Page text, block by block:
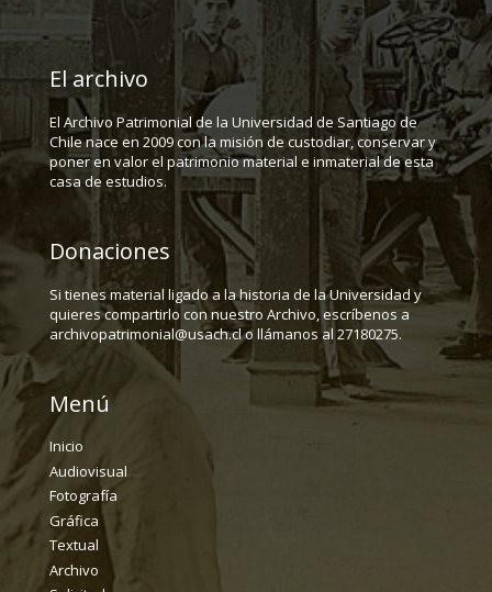
El archivo
El Archivo Patrimonial de la Universidad de Santiago de
Chile nace en 2009 con la misión de custodiar, conservar y
poner en valor el patrimonio material e inmaterial de esta
casa de estudios.
Donaciones
Si tienes material ligado a la historia de la Universidad y
quieres compartirlo con nuestro Archivo, escríbenos a
archivopatrimonial@usach.cl o llámanos al 27180275.
Menú
Inicio
Audiovisual
Fotografía
Gráfica
Textual
Archivo